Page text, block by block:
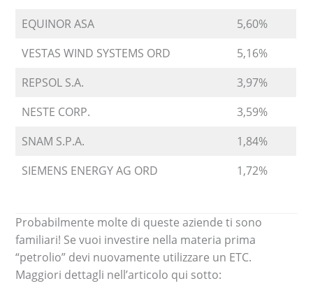
EQUINOR ASA
5,60%
VESTAS WIND SYSTEMS ORD
5,16%
REPSOL S.A.
3,97%
NESTE CORP.
3,59%
SNAM S.P.A.
1,84%
SIEMENS ENERGY AG ORD
1,72%
Probabilmente molte di queste aziende ti sono
familiari! Se vuoi investire nella materia prima
“petrolio” devi nuovamente utilizzare un ETC.
Maggiori dettagli nell’articolo qui sotto: